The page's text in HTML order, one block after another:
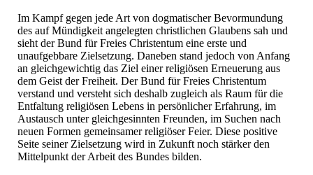
Im Kampf gegen jede Art von dogmatischer Bevormundung
des auf Mündigkeit angelegten christlichen Glaubens sah und
sieht der Bund für Freies Christentum eine erste und
unaufgebbare Zielsetzung. Daneben stand jedoch von Anfang
an gleichgewichtig das Ziel einer religiösen Erneuerung aus
dem Geist der Freiheit. Der Bund für Freies Christentum
verstand und versteht sich deshalb zugleich als Raum für die
Entfaltung religiösen Lebens in persönlicher Erfahrung, im
Austausch unter gleichgesinnten Freunden, im Suchen nach
neuen Formen gemeinsamer religiöser Feier. Diese positive
Seite seiner Zielsetzung wird in Zukunft noch stärker den
Mittelpunkt der Arbeit des Bundes bilden.